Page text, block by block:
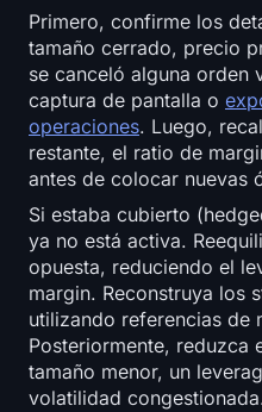
Primero, confirme los
tamaño cerrado, precio
se canceló alguna orden
captura de pantalla o
operaciones. Luego,
restante, el ratio de
antes de colocar nuevas
Si estaba cubierto
ya no está activa.
opuesta, reduciendo el
margin. Reconstruya los
utilizando referencias de
Posteriormente, reduzca
tamaño menor, un
volatilidad